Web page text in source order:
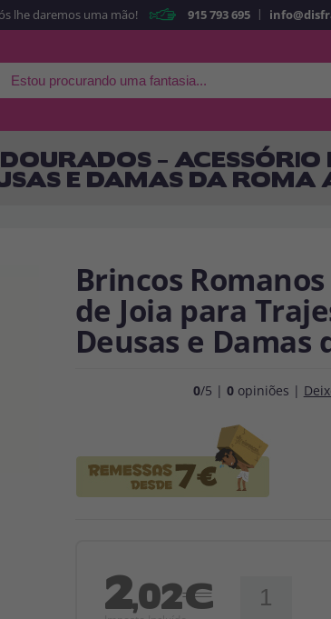
Sou
suas operações
Vá em frente!
lhe daremos uma mão! 915 793 695 |
– ACESSÓRIO
E DAMAS DA ROMA
Brincos
de Joia para
Deusas e Damas
0/5 | 0opiniões |
2,02€